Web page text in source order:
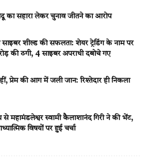
का सहारा लेकर चुनाव जीतने का आरोप
शील्ड की सफलता: शेयर ट्रेडिंग के नाम पर
की ठगी, 4 साइबर अपराधी दबोचे गए
प्रेम की आग में जली जान: रिश्तेदार ही निकला
से महामंडलेश्वर स्वामी कैलाशानंद गिरी ने की भेंट,
विषयों पर हुई चर्चा